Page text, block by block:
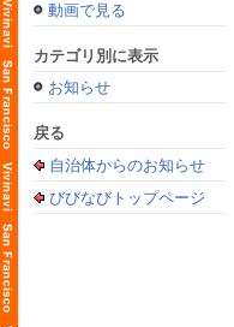
動画で見る
カテゴリ別に表示
お知らせ
戻る
自治体からのお知らせ
びびなびトップページ